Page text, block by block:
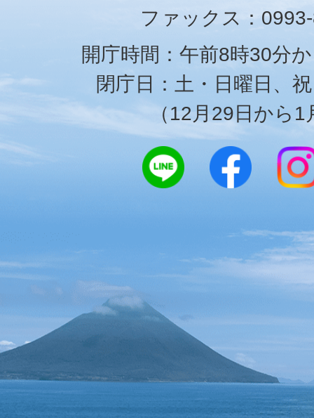
ファックス：
開庁時間：午前8時30分
閉庁日：土・日曜日、
（12月29日から1